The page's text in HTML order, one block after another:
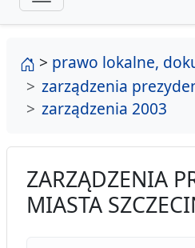
strona główna
> prawo lokalne,
zarządzenia
zarządzenia 2003
ZARZĄDZENIA
MIASTA